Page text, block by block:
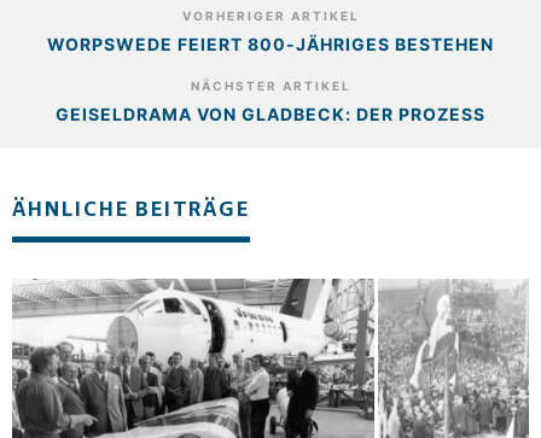
VORHERIGER ARTIKEL
WORPSWEDE FEIERT 800-JÄHRIGES BESTEHEN
NÄCHSTER ARTIKEL
GEISELDRAMA VON GLADBECK: DER PROZESS
ÄHNLICHE BEITRÄGE